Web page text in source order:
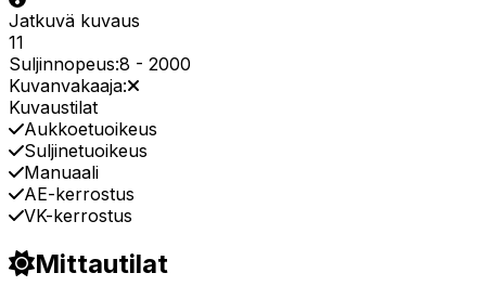
Jatkuvä kuvaus
11
Suljinnopeus:8 - 2000
Kuvanvakaaja:
Kuvaustilat
Aukkoetuoikeus
Suljinetuoikeus
Manuaali
AE-kerrostus
VK-kerrostus
Mittautilat